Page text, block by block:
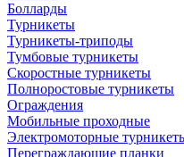
Болларды
Турникеты
Турникеты-триподы
Тумбовые турникеты
Скоростные турникеты
Полноростовые турникеты
Ограждения
Мобильные проходные
Электромоторные
Переграждающие планки